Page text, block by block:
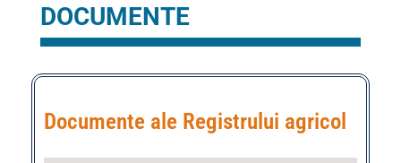
DOCUMENTE
Documente ale Registrului agricol